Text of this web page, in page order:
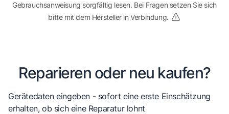
Gebrauchsanweisung sorgfältig lesen. Bei Fragen setzen Sie sich
bitte mit dem Hersteller in Verbindung.
Reparieren oder neu kaufen?
Gerätedaten eingeben - sofort eine erste Einschätzung
erhalten, ob sich eine Reparatur lohnt